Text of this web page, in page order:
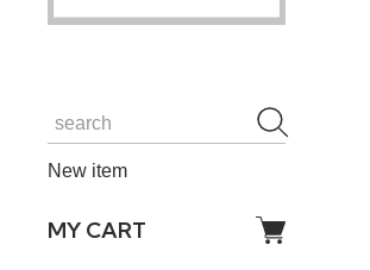
New item
MY CART